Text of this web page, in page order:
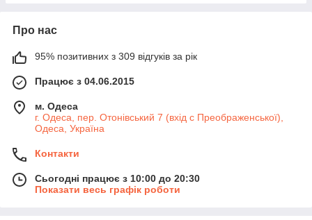
Про нас
95% позитивних з 309 відгуків за рік
Працює з 04.06.2015
м. Одеса
г. Одеса, пер. Отонівський 7 (вхід с Преображенської),
Одеса, Україна
Контакти
Сьогодні працює з 10:00 до 20:30
Показати весь графік роботи